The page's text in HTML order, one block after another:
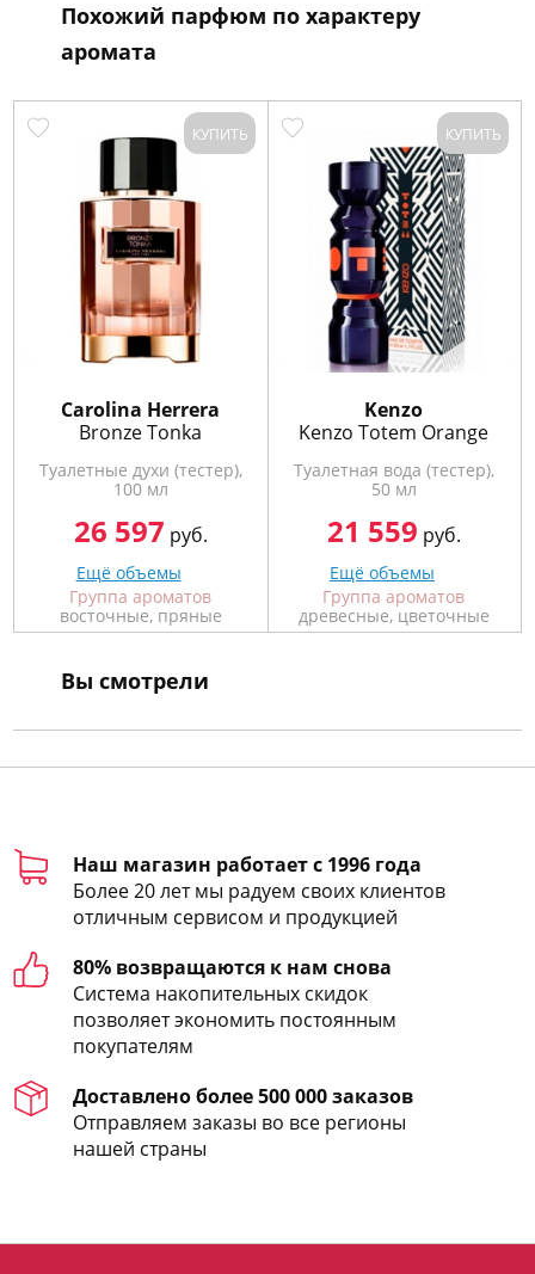
Похожий парфюм по характеру
аромата
КУПИТЬ
Carolina Herrera
Bronze Tonka
Туалетные духи (тестер),
100 мл
26 597 руб.
Ещё объемы
Группа ароматов
восточные, пряные
КУПИТЬ
Kenzo
Kenzo Totem Orange
Туалетная вода (тестер),
50 мл
21 559 руб.
Ещё объемы
Группа ароматов
древесные, цветочные
Вы смотрели
Наш магазин работает с 1996 года
Более 20 лет мы радуем своих клиентов
отличным сервисом и продукцией
80% возвращаются к нам снова
Система накопительных скидок
позволяет экономить постоянным
покупателям
Доставлено более 500 000 заказов
Отправляем заказы во все регионы
нашей страны